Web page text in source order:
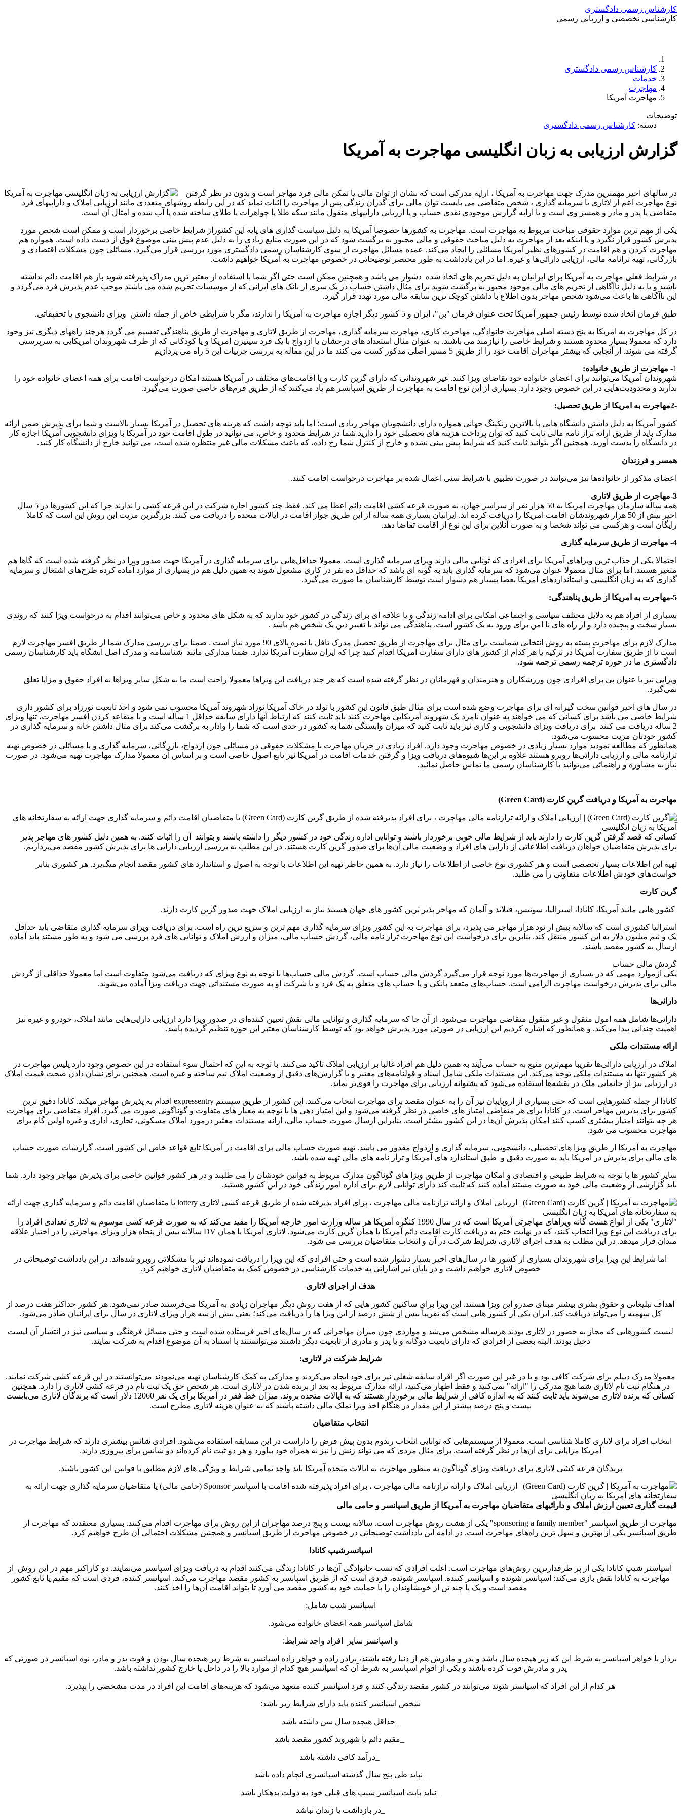
کارشناس رسمی دادگستری
کارشناسی تخصصی و ارزیابی رسمی
کارشناس رسمی دادگستری
خدمات
مهاجرت
مهاجرت آمریکا
توضیحات
دسته: کارشناس رسمی دادگستری
گزارش ارزیابی به زبان انگلیسی مهاجرت به آمریکا
در سالهای اخیر مهمترین مدرک جهت مهاجرت به آمریکا ، اراپه مدرکی است که نشان از توان مالی یا تمکن مالی فرد مهاجر است و بدون در نظر گرفتن
نوع مهاجرت اعم از لاتاری یا سرمایه گذاری ، شخص متقاضی می بایست توان مالی برای گذران زندگی پس از مهاجرت را اثبات نماید که در این رابطه روشهای متعددی مانند ارزیابی املاک و داراپیهای فرد
متقاضی یا پدر و مادر و همسر وی است و یا اراپه گزارش موجودی نقدی حساب و یا ارزیابی داراییهای منقول مانند سکه طلا یا جواهرات یا طلای ساخته شده یا آب شده و امثال آن است.
یکی از مهم ترین موارد حقوقی مباحث مربوط به مهاجرت است. مهاجرت به کشورها خصوصا آمریکا به دلیل سیاست گذاری های پایه این کشوراز شرایط خاصی برخوردار است و ممکن است شخص مورد
پذیرش کشور قرار نگیرد و یا اینکه بعد از مهاجرت به دلیل مباحث حقوقی و مالی مجبور به برگشت شود که در این صورت منابع زیادی را به دلیل عدم پیش بینی موضوع فوق از دست داده است. همواره هم
مهاجرت کردن و هم اقامت در کشور‌های نظیر آمریکا مسائلی را ایجاد می‌کند. عمده مسائل مهاجرت از سوی کارشناسان رسمی دادگستری مورد بررسی قرار می‌گیرد. مسائلی چون مشکلات اقتصادی و
بازرگانی، تهیه ترانامه مالی، ارزیابی دارائی‌ها و غیره. اما در این یادداشت به طور مختصر توضیحاتی در خصوص مهاجرت به آمریکا خواهیم داشت.
در شرایط فعلی مهاجرت به آمریکا برای ایرانیان به دلیل تحریم های اتخاذ شده دشوار می باشد و همچنین ممکن است حتی اگر شما با استفاده از معتبر ترین مدراک پذیرفته شوید باز هم اقامت دائم نداشته
باشید و یا به دلیل ناآگاهی از تحریم های مالی موجود مجبور به برگشت شوید برای مثال داشتن حساب در یک سری از بانک های ایرانی که از موسسات تحریم شده می باشند موجب عدم پذیرش فرد می‌گردد و
این ناآگاهی ها باعث می‌شود شخص مهاجر بدون اطلاع با داشتن کوچک ترین سابقه مالی مورد تهدد قرار گیرد.
طبق فرمان اتخاذ شده توسط رئیس جمهور آمریکا تحت عنوان فرمان "بن"، ایران و 5 کشور دیگر اجازه مهاجرت به آمریکا را ندارند، مگر با شرایطی خاص از جمله داشتن ویزای دانشجوی یا تحقیقاتی.
در کل مهاجرت به امریکا به پنج دسته اصلی مهاجرت خانوادگی، مهاجرت کاری، مهاجرت سرمایه گذاری، مهاجرت از طریق لاتاری و مهاجرت از طریق پناهندگی تقسیم می گردد هرچند راههای دیگری نیز وجود
دارد که معمولا بسیار محدود هستند و شرایط خاصی را نیازمند می باشند. به عنوان مثال استعداد های درخشان یا ازدواج با یک فرد سیتیزن امریکا و یا کودکانی که از طرف شهروندان امریکایی به سرپرستی
گرفته می شوند. از آنجایی که بیشتر مهاجران اقامت خود را از طریق 5 مسیر اصلی مذکور کسب می کنند ما در این مقاله به بررسی جزییات این 5 راه می پردازیم
1- مهاجرت از طریق خانواده:
شهروندان آمریکا می‌توانند برای اعضای خانواده خود تقاضای ویزا کنند. غیر شهروندانی که دارای گرین کارت و یا اقامت‌های مختلف در آمریکا هستند امکان درخواست اقامت برای همه اعضای خانواده خود را
ندارند و محدودیت‌هایی در این خصوص وجود دارد. بسیاری از این نوع اقامت به مهاجرت از طریق اسپانسر هم یاد می‌کنند که از طریق فرم‌های خاصی صورت می‌گیرد.
-
2مهاجرت به امریکا از طریق تحصیل:
کشور آمریکا به دلیل داشتن دانشگاه هایی با بالاترین رنکینگ جهانی همواره دارای دانشجویان مهاجر زیادی است؛ اما باید توجه داشت که هزینه های تحصیل در آمریکا بسیار بالاست و شما برای پذیرش ضمن ارائه
مدارک باید از طریق ارائه تراز نامه مالی ثابت کنید که توان پرداخت هزینه های تحصیلی خود را دارید شما در شرایط محدود و خاص، می توانید در طول اقامت خود در آمریکا با ویزای دانشجویی آمریکا اجازه کار
در دانشگاه را بدست آورید. همچنین اگر بتوانید ثابت کنید که شرایط پیش بینی نشده و خارج از کنترل شما رخ داده، که باعث مشکلات مالی غیر منتظره شده است، می توانید خارج از دانشگاه کار کنید.
همسر و فرزندان
اعضای مذکور از خانواده‌ها نیز می‌توانند در صورت تطبیق با شرایط سنی اعمال شده بر مهاجرت درخواست اقامت کنند.
3-مهاجرت از طریق لاتاری
همه ساله سازمان مهاجرت امریکا به 50 هزار نفر از سراسر جهان، به صورت قرعه کشی اقامت دائم اعطا می کند. فقط چند کشور اجازه شرکت در این قرعه کشی را ندارند چرا که این کشورها در 5 سال
اخیر بیش از 50 هزار شهروندشان اقامت امریکا را دریافت کرده اند. ایرانیان بسیاری همه ساله از این طریق جواز اقامت در ایالات متحده را دریافت می کنند. بزرگترین مزیت این روش این است که کاملا
رایگان است و هرکسی می تواند شخصا و به صورت آنلاین برای این نوع از اقامت تقاضا دهد.
4
- مهاجرت از طریق سرمایه گذاری
احتمالا یکی از جذاب ترین ویزا‌های آمریکا برای افرادی که تونایی مالی دارند ویزای سرمایه گذاری است. معمولا حداقل‌هایی برای سرمایه گذاری در آمریکا جهت صدور ویزا در نظر گرفته شده است که گاها هم
متغیر هستند. اما برای مثال معمولا عنوان می‌شود که سرمایه گذاری باید به گونه ای باشد که حداقل ده نفر در کاری مشغول شوند به همین دلیل هم در بسیاری از موارد آماده کرده طرح‌های اشتغال و سرمایه
گذاری که به زبان انگلیسی و استاندارد‌های آمریکا بعضا بسیار هم دشوار است توسط کارشناسان ما صورت می‌گیرد.
5-مهاجرت به امریکا از طریق پناهندگی:
بسیاری از افراد هم به دلایل مختلف سیاسی و اجتماعی امکانی برای ادامه زندگی و یا علاقه ای برای زندگی در کشور خود ندارند که به شکل های محدود و خاص می‌توانند اقدام به درخواست ویزا کنند که روندی
بسیار سخت و پیچیده دارد و از راه های نا امن برای ورود به یک کشور است. پناهندگی می تواند با تغییر دین یک شخص هم باشد .
مدارک لازم برای مهاجرت بسته به روش انتخابی شماست برای مثال برای مهاجرت از طریق تحصیل مدرک تافل با نمره بالای 90 مورد نیاز است . ضمنا برای بررسی مدارک شما از طریق افسر مهاجرت لازم
است تا از طریق سفارت آمریکا در ترکیه یا هر کدام از کشور های دارای سفارت امریکا اقدام کنید چرا که ایران سفارت آمریکا ندارد. ضمنا مدارکی مانند شناسنامه و مدرک اصل انشگاه باید کارشناسان رسمی
دادگستری ما در حوزه ترجمه رسمی ترجمه شود.
ویزایی نیز با عنوان پی برای افرادی چون ورزشکاران و هنرمندان و قهرمانان در نظر گرفته شده است که هر چند دریافت این ویزا‌ها معمولا راحت است ما به شکل سایر ویزا‌ها به افراد حقوق و مزایا تعلق
نمی‌گیرد.
در سال های اخیر قوانین سخت گیرانه ای برای مهاجرت وضع شده است برای مثال طبق قانون این کشور با تولد در خاک آمریکا نوزاد شهروند آمریکا محسوب نمی شود و اخذ تابعیت نورزاد برای کشور داری
شرایط خاصی می باشد برای کسانی که می خواهند به عنوان نامزد یک شهروند آمریکایی مهاجرت کنند باید ثابت کنند که ارتباط آنها دارای سابقه حداقل 1 ساله است و با متقاعد کردن افسر مهاجرت، تنها ویزای
2 ساله دریافت می کنند برای دریافت ویزای دانشجویی و کاری نیز باید ثابت کنید که میزان وابستگی شما به کشور در حدی است که شما را وادار به برگشت می‌کند برای مثال داشتن خانه و سرمایه گذاری در
کشور خودتان مزیت محسوب می‌شود.
همانطور که مطالعه نمودید موارد بسیار زیادی در خصوص مهاجرت وجود دارد. افراد زیادی در جریان مهاجرت با مشکلات حقوقی در مسائلی چون ازدواج، بازرگانی، سرمایه گذاری و یا مسائلی در خصوص تهیه
ترازنامه مالی و ارزیابی دارائی‌ها روبرو هستند علاوه بر این‌ها شیوه‌های دریافت ویزا و گرفتن خدمات اقامت در آمریکا نیز تابع اصول خاصی است و بر اساس آن معمولا مدارک مهاجرت تهیه می‌شود. در صورت
نیاز به مشاوره و راهنمائی می‌توانید با کارشناسان رسمی ما تماس حاصل نمائید.
مهاجرت به آمریکا و دریافت گرین کارت (Green Card)
کسانی که قصد گرفتن گرین کارت را دارند باید از شرایط مالی خوبی برخوردار باشند و توانایی اداره زندگی خود در کشور دیگر را داشته باشند و بتوانند آن را اثبات کنند. به همین دلیل کشور های مهاجر پذیر
برای پذیرش متقاضیان خواهان دریافت اطلاعاتی از دارایی های افراد و وضعیت مالی آن‌ها برای صدور گرین کارت هستند. در این مطلب به بررسی ارزیابی دارایی ها برای پذیرش کشور مقصد می‌پردازیم.
تهیه این اطلاعات بسیار تخصصی است و هر کشوری نوع خاصی از اطلاعات را نیاز دارد. به همین خاطر تهیه این اطلاعات با توجه به اصول و استاندارد های کشور مقصد انجام میگ‌یرد. هر کشوری بنابر
خواست‌های خودش اطلاعات متفاوتی را می طلبد.
گرین کارت
کشور هایی مانند آمریکا، کانادا، استرالیا، سوئیس، فنلاند و آلمان که مهاجر پذیر ترین کشور های جهان هستند نیاز به ارزیابی املاک جهت صدور گرین کارت دارند.
استرالیا کشوری است که سالانه بیش از نود هزار مهاجر می پذیرد، برای مهاجرت به این کشور ویزای سرمایه گذاری مهم ترین و سریع ترین راه است. برای دریافت ویزای سرمایه گذاری متقاضی باید حداقل
یک و نیم میلیون دلار به این کشور منتقل کند. بنابرین برای درخواست این نوع مهاجرت تراز نامه مالی، گردش حساب مالی، میزان و ارزش املاک و توانایی های فرد بررسی می شود و به طور مستند باید آماده
ارسال به کشور مقصد باشند.
گردش مالی حساب
یکی ازموارد مهمی که در بسیاری از مهاجرت‌ها مورد توجه قرار می‌گیرد گردش مالی حساب است. گردش مالی حساب‌ها با توجه به نوع ویزای که دریافت می‌شود متفاوت است اما معمولا حداقلی از گردش
مالی برای پذیرش درخواست مهاجرت الزامی است. حساب‌های متععد بانکی و یا حساب های متعلق به یک فرد و یا شرکت او به صورت مستنداتی جهت دریافت ویزا آماده می‌شوند.
دارائی‌ها
دارائی‌ها شامل همه امول منقول و غیر منقول متقاضی مهاجرت می‌شود. از آن جا که سرمایه گذاری و توانایی مالی نقش تعیین کننده‌ای در صدور ویزا دارد ارزیابی دارایی‌هایی مانند املاک، خودرو و غیره نیز
اهمیت چندانی پیدا می‌کند. و همانطور که اشاره کردیم این ارزیابی در صورتی مورد پذیرش خواهد بود که توسط کارشناسان معتبر این حوزه تنظیم گردیده باشد.
ارائه مستندات ملکی
املاک در ارزیابی دارائی‌ها تقریبا مهم‌ترین منیع به حساب می‌آیند به همین دلیل هم افراد غالبا بر ارزیابی املاک تاکید می‌کنند. با توجه به این که احتمال سوء استفاده در این خصوص وجود دارد پلیس مهاجرت در
هر کشور تنها به مستندات ملکی توجه می‌کند. این مستندات ملکی شامل اسناد و قولنامه‌های معتبر و یا گزارش‌های دقیق از وضعیت املاک نیم ساخته و غیره است. همچنین برای نشان دادن صحت قیمت املاک
در ارزیابی نیز از جانمایی ملک در نقشه‌ها استفاده می‌شود که پشتوانه ارزیابی برای مهاجرت را قوی‌تر نماید.
کانادا از جمله کشورهایی است که حتی بسیاری از اروپاییان نیز آن را به عنوان مقصد برای مهاجرت انتخاب می‌کنند. این کشور از طریق سیستم expressentry اقدام به پذیرش مهاجر میکند. کانادا دقیق ترین
کشور برای پذیرش مهاجر است. در کانادا برای هر متقاضی امتیاز های خاصی در نظر گرفته می‌شود و این امتیاز دهی ها ‌با توجه به معیار های متفاوت و گوناگونی صورت می گیرد. افراد متقاضی برای مهاجرت
هر چه بتوانند امتیاز بیشتری کسب کنند امکان پذیرش آن‌ها در این کشور بیشتر است. بنابراین ارسال صورت حساب مالی، ارائه مستندات معتبر درمورد املاک مسکونی، تجاری، اداری و غیره اولین گام برای
مهاجرت محسوب می شود.
مهاجرت به آمریکا از طریق ویزا های تحصیلی، دانشجویی، سرمایه گذاری و ازدواج مقدور می باشد. تهیه صورت حساب مالی برای اقامت در آمریکا تابع قواعد خاص این کشور است. گزارشات صورت حساب
های مالی برای پذیرش در آمریکا باید به صورت دقیق و طبق استاندارد های آمریکا و تراز نامه های مالی تهیه شده باشد.
سایر کشور ها با توجه به شرایط طبیعی و اقتصادی و امکان مهاجرت از طریق ویزا های گوناگون مدارک مربوط به قوانین خودشان را می طلبند و در هر کشور قوانین خاصی برای پذیرش مهاجر وجود دارد. شما
باید گزارشی از وضعیت مالی خود به صورت مستند آماده کنید که ثابت کند دارای توانایی لازم برای اداره امور زندگی خود در این کشور هستید.
"لاتاری" یکی از انواع هشت گانه ویزاهای مهاجرتی آمریکا است که در سال 1990 کنگره آمریکا هر ساله وزارت امور خارجه آمریکا را مقید می‌کند که به صورت قرعه کشی موسوم به لاتاری تعدادی افراد را
برای دریافت این نوع ویزا انتخاب کنند، که در نهایت ختم به دریافت کارت اقامت دائم آمریکا یا همان گرین کارت می‌شود. لاتاری آمریکا یا همان DV سالانه بیش از پنجاه هزار ویزای مهاجرتی را در اختیار علاقه
مندان قرار میدهد. در این مطلب به هدف اجرای لاتاری، شرایط شرکت در آن و انتخاب متقاضیان بررسی می شود.
اما شرایط این ویزا برای شهروندان بسیاری از کشور ها در سال‌های اخیر بسیار دشوار شده است و حتی افرادی که این ویزا را دریافت نموده‌اند نیز با مشکلاتی روبرو شده‌اند. در این یادداشت توضیحاتی در
خصوص لاتاری خواهیم داشت و در پایان نیز اشاراتی به خدمات کارشناسی در خصوص کمک به متقاضیان لاتاری خواهیم کرد.
هدف از اجرای لاتاری
اهداف تبلیغاتی و حقوق بشری بیشتر مبنای صدرو این ویزا هستند. این ویزا برای ساکنین کشور هایی که از هفت روش دیگر مهاجران زیادی به آمریکا می‌فرستند صادر نمی‌شود. هر کشور حداکثر هفت درصد از
کل سهمیه را می‌تواند دریافت کند. ایران یکی از کشور هایی است که تقریباً بیش از شش درصد از این ویزا ها را دریافت می‌کند؛ یعنی بیش از سه هزار ویزای لاتاری در سال برای ایرانیان صادر می‌شود.
لیست کشور‌هایی که مجاز به حضور در لاتاری بودند هرساله مشخص می‌شد و مواردی چون میزان مهاجرانی که در سال‌های اخیر فرستاده شده است و حتی مسائل فرهنگی و سیاسی نیز در انتشار آن لیست
دخیل بودند. البته بعضی از افرادی که دارای تابعیت دوگانه و یا پدر و مادری از تابعیت دیگر داشتند می‌توانستند با استناد به آن موضوع اقدام به شرکت نمایند.
شرایط شرکت در لاتاری:
معمولا مدرک دیپلم برای شرکت کافی بود و یا در غیر این صورت اگر افراد سابقه شغلی نیز برای خود ایجاد می‌کردند و مدارکی به کمک کارشناسان تهیه می‌نمودند می‌توانستند در این قرعه کشی شرکت نمایند.
در هنگام ثبت نام لاتاری شما هیچ مدرکی را "ارائه" نمی‌کنید و فقط اظهار می‌کنید، ارائه مدارک مربوط به بعد از برنده شدن در لاتاری است. هر شخص حق یک ثبت نام در قرعه کشی لاتاری را دارد. همچنین
کسانی که برنده لاتاری می‌شوند باید ثابت کنند که به اندازه کافی از شرایط مالی برخوردار هستند که به ایالات متحده بروند. میزان خط فقر در آمریکا برای یک نفر 12060 دلار است که برندگان لاتاری می‌بایست
بیست و پنج درصد بیشتر از این مقدار در هنگام اخذ ویزا تملک مالی داشته باشند که به عنوان هزینه لاتاری مطرح است.
انتخاب متقاضیان
انتخاب افراد برای لاتاری کاملا شناسی است. معمولا از سیستم‌هایی که توانایی انتخاب رندوم بدون پیش فرض را داراست در این مسابقه استفاده می‌شود. افرادی شانس بیشتری دارند که شرایط مهاجرت در
آمریکا مزایایی برای آن‌ها در نظر گرفته است. برای مثال مردی که می تواند زنش را نیز به همراه خود بیاورد و هر دو ثبت نام کرده‌اند دو شانس برای پیروزی دارند.
برندگان قرعه کشی لاتاری برای دریافت ویزای گوناگون به منظور مهاجرت به ایالات متحده آمریکا باید واجد تمامی شرایط و ویژگی های لازم مطابق با قوانین این کشور باشند.
قیمت گذاری تعیین ارزش املاک و دارائیهای متقاضیان مهاجرت به آمریکا از طریق اسپانسر و حامی مالی
مهاجرت از طریق اسپانسر "sponsoring a family member" یکی از هشت روش مهاجرت است. سالانه بیست و پنج درصد مهاجران از این روش برای مهاجرت اقدام می‌کنند. بسیاری معتقدند که مهاجرت از
طریق اسپانسر یکی از بهترین و سهل ترین راه‌های مهاجرت است. در ادامه این یادداشت توضیحاتی در خصوص مهاجرت از طریق اسپانسر و همچنین مشکلات احتمالی آن طرح خواهیم کرد.
اسپانسرشیپ کانادا
اسپاسنر شیپ کانادا یکی از پر طرفدارترین روش‌های مهاجرت است. اغلب افرادی که نسب خانوادگی آن‌ها در کانادا زندگی می‌کنند اقدام به دریافت ویزای اسپانسر می‌نمایند. دو کاراکتر مهم در این روش از
مهاجرت به کانادا نقش بازی می‌کند: اسپانسر شونده و اسپانسر کننده. اسپانسر شونده، فردی است که از طریق اسپانسر به کشور مقصد مهاجرت می‌کند. اسپانسر کننده، فردی است که مقیم یا تابع کشور
مقصد است و یک یا چند تن از خویشاوندان را با حمایت خود به کشور مقصد می آورد تا بتواند اقامت ‌آن‌ها را اخذ کنند.
اسپانسر شیپ شامل:
شامل اسپانسر همه اعضای خانواده می‌شود.
و اسپانسر سایر افراد واجد شرایط:
بردار یا خواهر اسپانسر به شرط این که زیر هیجده سال باشد و پدر و مادرش هم از دنیا رفته باشند، برادر زاده و خواهر زاده اسپانسر به شرط زیر هیجده سال بودن و فوت پدر و مادر، نوه اسپانسر در صورتی که
پدر و مادرش فوت کرده باشند و یکی از اقوام اسپانسر به شرط آن که اسپانسر هیچ کدام از موارد بالا را در داخل یا خارج کشور نداشته باشد.
هر کدام از این افراد که اسپانسر شوند می‌توانند در کشور مقصد زندگی کنند و فرد اسپانسر کننده متعهد می‌شود که هزینه‌های اقامت این افراد در مدت مشخصی را بپذیرد.
شخص اسپانسر کننده باید دارای شرایط زیر باشد:
_حداقل هیجده سال سن داشته باشد
_مقیم دائم یا شهروند کشور مقصد باشد
_درآمد کافی داشته باشد
_نباید طی پنج سال گذشته اسپانسری انجام داده باشد
_نباید بابت اسپانسر شیپ های قبلی خود به دولت بدهکار باشد
_در بازداشت یا زندان نباشد